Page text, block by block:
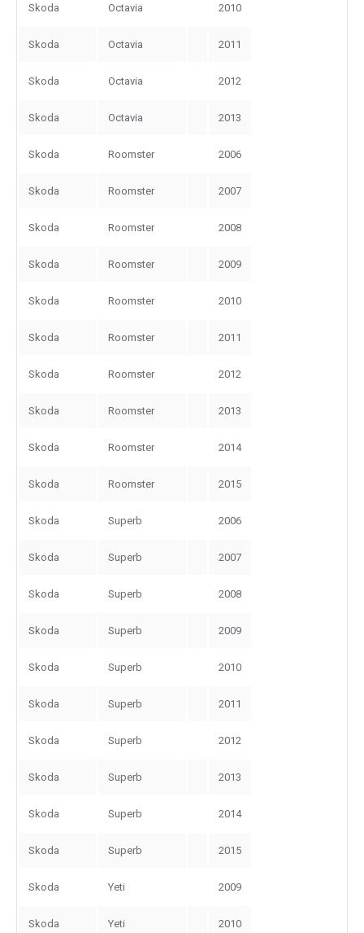
Skoda Octavia 2010
Skoda Octavia 2011
Skoda Octavia 2012
Skoda Octavia 2013
Skoda Roomster 2006
Skoda Roomster 2007
Skoda Roomster 2008
Skoda Roomster 2009
Skoda Roomster 2010
Skoda Roomster 2011
Skoda Roomster 2012
Skoda Roomster 2013
Skoda Roomster 2014
Skoda Roomster 2015
Skoda Superb 2006
Skoda Superb 2007
Skoda Superb 2008
Skoda Superb 2009
Skoda Superb 2010
Skoda Superb 2011
Skoda Superb 2012
Skoda Superb 2013
Skoda Superb 2014
Skoda Superb 2015
Skoda Yeti 2009
Skoda Yeti 2010